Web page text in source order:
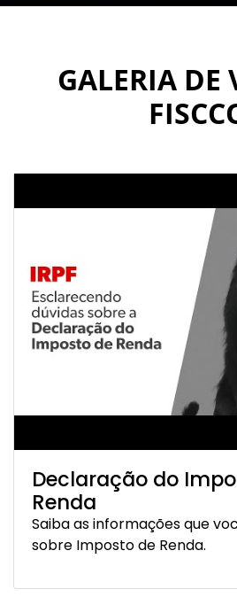
GALERIA DE
Declaração do
Renda
Saiba as informações que
sobre Imposto de Renda.